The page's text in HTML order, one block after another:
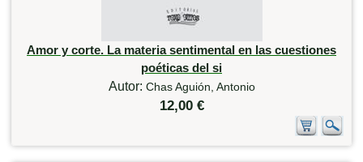
Amor y corte. La materia sentimental en las cuestiones
poéticas del si
Autor: Chas Aguión, Antonio
12,00 €